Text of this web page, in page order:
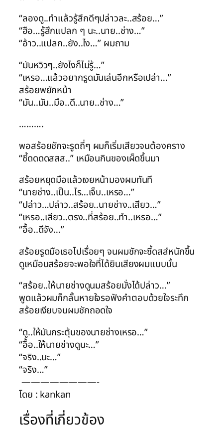
“ลองดู..ทำแล้วรู้สึกดีๆปล่าวละ..สร้อย…”
“ฮือ…รู้สึกแปลก ๆ นะ..นาย..ช่าง…”
“อ้าว..แปลก..ยัง..ไง…” ผมถาม
“มันหวิวๆ..ยังไงก็ไม่รู้…”
“เหรอ…แล้วอยากรูดมันเล่นอีกหรือเปล่า…”
สร้อยพยักหน้า
“มัน..มัน..มือ..ดี..นาย..ช่าง…”
……….
พอสร้อยชักจะรูดถี่ๆ ผมก็เริ่มเสียวจนต้องคราง
“ซี้ดดดดสสส..” เหมือนกินของเผ็ดขึ้นมา
สร้อยหยุดมือแล้วเงยหน้ามองผมทันที
“นายช่าง..เป็น..ไร…เจ็บ..เหรอ…”
“ปล่าว…ปล่าว..สร้อย..นายช่าง..เสียว…”
“เหรอ..เสียว..ตรง..ที่สร้อย..ทำ..เหรอ…”
“อื้อ..ดีจัง…”
สร้อยรูดมือเธอไปเรื่อยๆ จนผมชักจะซี้ดสส์หนักขึ้น
ดูเหมือนสร้อยจะพอใจที่ได้ยินเสียงผมแบบนั้น
“สร้อย..ให้นายช่างดูนมสร้อยมั่งได้ปล่าว…”
พูดแล้วผมก็กลั้นหายใจรอฟังคำตอบด้วยใจระทึก
สร้อยเงียบจนผมชักถอดใจ
“ดู..ให้มันกระตุ้นของนายช่างเหรอ…”
“อื้อ..ให้นายช่างดูนะ…”
“จริง..นะ…”
“จริง…”
————————-
โดย : kankan
เรื่องที่เกี่ยวข้อง